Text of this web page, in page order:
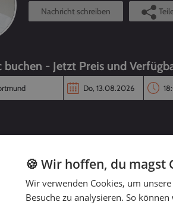
Nachricht schreiben
buchen - Jetzt Preis und
Sofort buchen
🍪 Wir hoffen, du magst
Wir verwenden Cookies, um
Besuche zu analysieren. So